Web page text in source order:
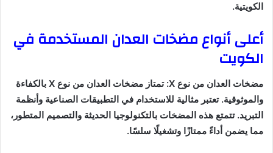
الكويتية.
أعلى أنواع مضخات العدان المستخدمة في
الكويت
مضخات العدان من نوع X: تمتاز مضخات العدان من نوع X بالكفاءة
والموثوقية. تعتبر مثالية للاستخدام في التطبيقات الصناعية وأنظمة
التبريد. تتمتع هذه المضخات بالتكنولوجيا الحديثة والتصميم المتطور،
مما يضمن أداءً ممتازًا وتشغيلًا سلسًا.